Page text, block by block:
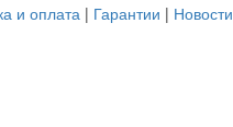
и оплата | Гарантии | Новости